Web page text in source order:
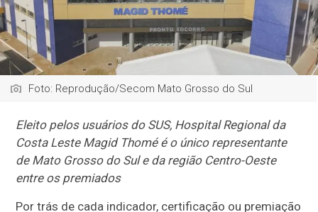
Foto: Reprodução/Secom Mato Grosso do Sul
Eleito pelos usuários do SUS, Hospital Regional da
Costa Leste Magid Thomé é o único representante
de Mato Grosso do Sul e da região Centro-Oeste
entre os premiados
Por trás de cada indicador, certificação ou premiação